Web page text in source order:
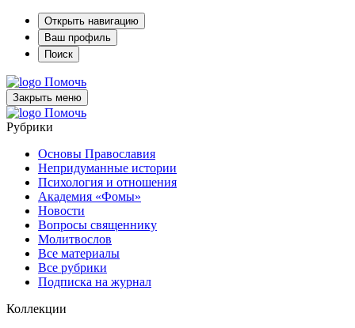
Открыть навигацию
Ваш профиль
Поиск
Помочь
Закрыть меню
Помочь
Рубрики
Основы Православия
Непридуманные истории
Психология и отношения
Академия «Фомы»
Новости
Вопросы священнику
Молитвослов
Все материалы
Все рубрики
Подписка на журнал
Коллекции